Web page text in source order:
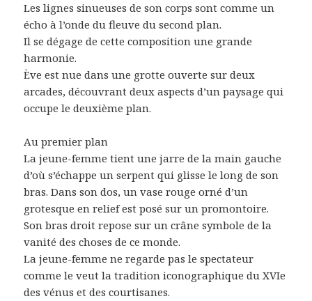
Les lignes sinueuses de son corps sont comme un
écho à l’onde du fleuve du second plan.
Il se dégage de cette composition une grande
harmonie.
Ève est nue dans une grotte ouverte sur deux
arcades, découvrant deux aspects d’un paysage qui
occupe le deuxième plan.
Au premier plan
La jeune-femme tient une jarre de la main gauche
d’où s’échappe un serpent qui glisse le long de son
bras. Dans son dos, un vase rouge orné d’un
grotesque en relief est posé sur un promontoire.
Son bras droit repose sur un crâne symbole de la
vanité des choses de ce monde.
La jeune-femme ne regarde pas le spectateur
comme le veut la tradition iconographique du XVIe
des vénus et des courtisanes.